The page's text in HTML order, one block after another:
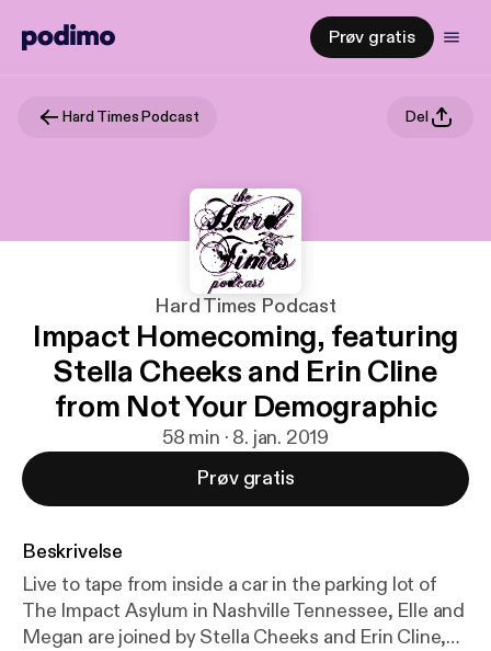
Prøv gratis
Hard Times Podcast Del
Hard Times Podcast
Impact Homecoming, featuring
Stella Cheeks and Erin Cline
from Not Your Demographic
58 min · 8. jan. 2019
Prøv gratis
Beskrivelse
Live to tape from inside a car in the parking lot of
The Impact Asylum in Nashville Tennessee, Elle and
Megan are joined by Stella Cheeks and Erin Cline,